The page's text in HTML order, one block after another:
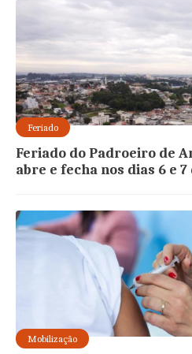
Feriado
Feriado do Padroeiro de
abre e fecha nos dias 6 e
Mobilização